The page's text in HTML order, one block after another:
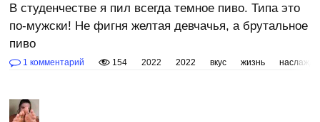
В студенчестве я пил всегда темное пиво. Типа это
по-мужски! Не фигня желтая девчачья, а брутальное
пиво
1 комментарий 154 2022 2022 вкус жизнь